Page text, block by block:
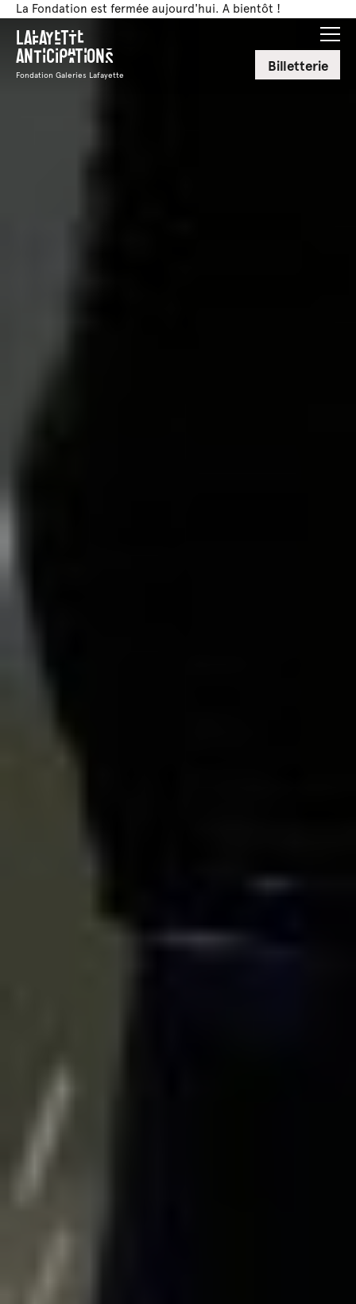
La Fondation est fermée aujourd'hui. A bientôt !
Lafayette
Anticipations
Fondation Galeries Lafayette Billetterie